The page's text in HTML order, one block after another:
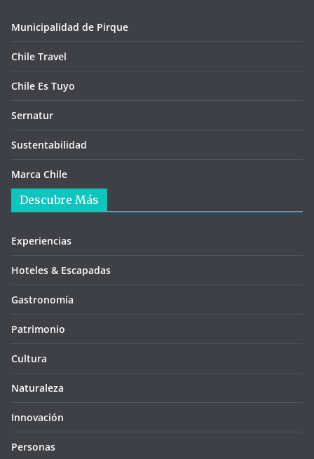
Municipalidad de Pirque
Chile Travel
Chile Es Tuyo
Sernatur
Sustentabilidad
Marca Chile
Descubre Más
Experiencias
Hoteles & Escapadas
Gastronomía
Patrimonio
Cultura
Naturaleza
Innovación
Personas